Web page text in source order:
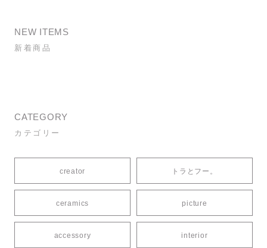
NEW ITEMS
新着商品
CATEGORY
カテゴリー
creator トラとフー。
ceramics picture
accessory interior